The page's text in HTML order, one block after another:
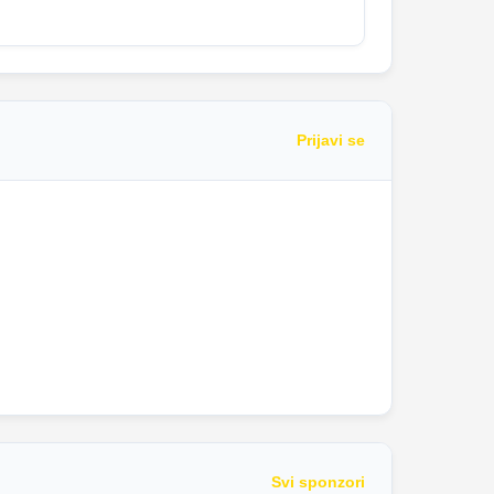
Prijavi se
Svi sponzori